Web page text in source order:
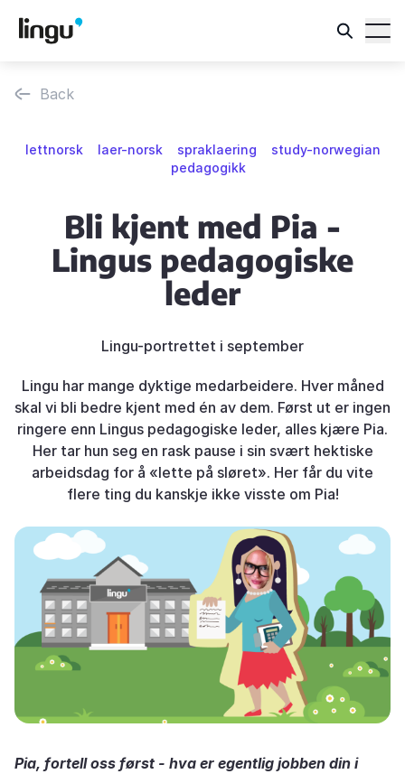
Back
lettnorsk laer-norsk spraklaering
study-norwegian
pedagogikk
Bli kjent med Pia -
Lingus pedagogiske
leder
Lingu-portrettet i september
Lingu har mange dyktige medarbeidere. Hver måned
skal vi bli bedre kjent med én av dem. Først ut er ingen
ringere enn Lingus pedagogiske leder, alles kjære Pia.
Her tar hun seg en rask pause i sin svært hektiske
arbeidsdag for å «lette på sløret». Her får du vite
flere ting du kanskje ikke visste om Pia!
Pia, fortell oss først - hva er egentlig jobben din i